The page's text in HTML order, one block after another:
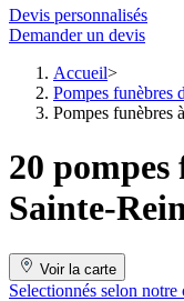
Devis personnalisés
Demander un devis
Accueil
Pompes funèbres
Pompes funèbres
20 pompes
Sainte-
Voir la carte
Selectionnés selon